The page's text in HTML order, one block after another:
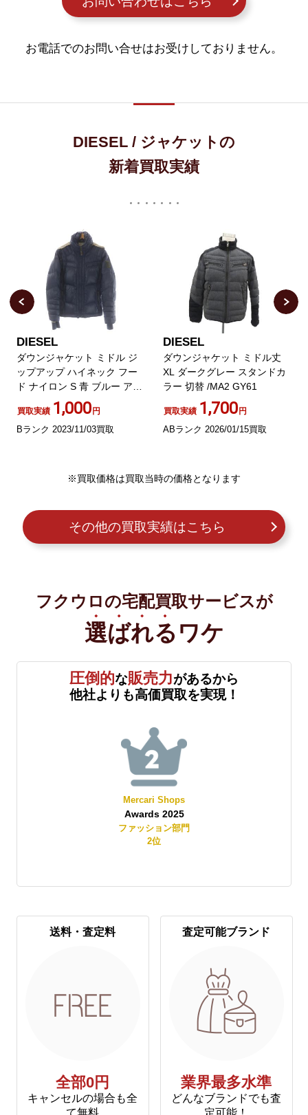
お電話でのお問い合せはお受けしておりません。
DIESEL / ジャケットの
新着買取実績
DIESEL
ダウンジャケット ミドル ジ
ップアップ ハイネック フー
ド ナイロン S 青 ブルー アイ
買取実績 1,000円
Bランク 2023/11/03買取
DIESEL
ダウンジャケット ミドル丈
XL ダークグレー スタンドカ
ラー 切替 /MA2 GY61
買取実績 1,700円
ABランク 2026/01/15買取
※買取価格は買取当時の価格となります
その他の買取実績はこちら
フクウロの宅配買取サービスが
選ばれる ワケ
圧倒的な販売力があるから
他社よりも高価買取を実現！
Mercari Shops
Awards 2025
ファッション部門
2位
送料・査定料
全部0円
キャンセルの場合も全
て無料
査定可能ブランド
業界最多水準
どんなブランドでも査
定可能！